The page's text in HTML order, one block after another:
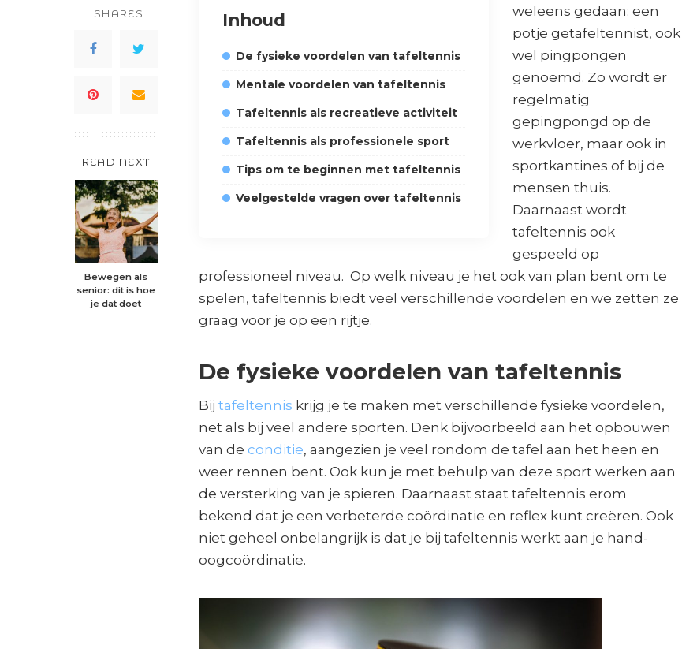
SHARES
READ NEXT
Bewegen als
senior: dit is hoe
je dat doet
Inhoud
De fysieke voordelen van tafeltennis
Mentale voordelen van tafeltennis
Tafeltennis als recreatieve activiteit
Tafeltennis als professionele sport
Tips om te beginnen met tafeltennis
Veelgestelde vragen over tafeltennis
weleens gedaan: een
potje getafeltennist, ook
wel pingpongen
genoemd. Zo wordt er
regelmatig
gepingpongd op de
werkvloer, maar ook in
sportkantines of bij de
mensen thuis.
Daarnaast wordt
tafeltennis ook
gespeeld op
professioneel niveau. Op welk niveau je het ook van plan bent om te
spelen, tafeltennis biedt veel verschillende voordelen en we zetten ze
graag voor je op een rijtje.
De fysieke voordelen van tafeltennis
Bij tafeltennis krijg je te maken met verschillende fysieke voordelen,
net als bij veel andere sporten. Denk bijvoorbeeld aan het opbouwen
van de conditie, aangezien je veel rondom de tafel aan het heen en
weer rennen bent. Ook kun je met behulp van deze sport werken aan
de versterking van je spieren. Daarnaast staat tafeltennis erom
bekend dat je een verbeterde coördinatie en reflex kunt creëren. Ook
niet geheel onbelangrijk is dat je bij tafeltennis werkt aan je hand-
oogcoördinatie.